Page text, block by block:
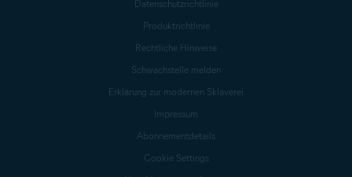
Datenschutzrichtlinie
Produktrichtlinie
Rechtliche Hinweise
Schwachstelle melden
Erklärung zur modernen Sklaverei
Impressum
Abonnementdetails
Cookie Settings